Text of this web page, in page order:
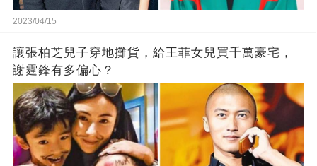
2023/04/15
讓張柏芝兒子穿地攤貨，給王菲女兒買千萬豪宅，
謝霆鋒有多偏心？